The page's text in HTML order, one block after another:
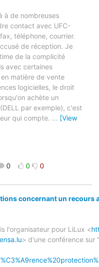
à de nombreuses
contact avec UFC-
téléphone, courrier.
de réception. Je
de la complicité
avec certaines
matière de vente
logicielles, le droit
achète un
par exemple), c'est
qui compte. … [View
0 0 0
concernant un recours
l'organisateur pour LiLux <
> d'une conférence sur